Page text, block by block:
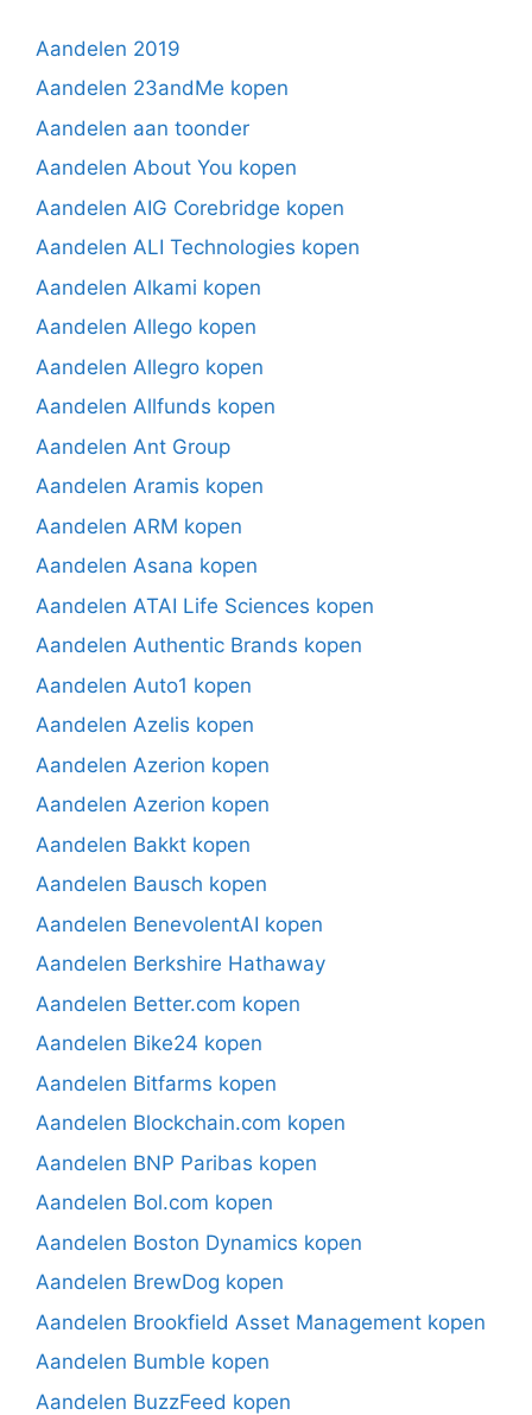
Aandelen 2019
Aandelen 23andMe kopen
Aandelen aan toonder
Aandelen About You kopen
Aandelen AIG Corebridge kopen
Aandelen ALI Technologies kopen
Aandelen Alkami kopen
Aandelen Allego kopen
Aandelen Allegro kopen
Aandelen Allfunds kopen
Aandelen Ant Group
Aandelen Aramis kopen
Aandelen ARM kopen
Aandelen Asana kopen
Aandelen ATAI Life Sciences kopen
Aandelen Authentic Brands kopen
Aandelen Auto1 kopen
Aandelen Azelis kopen
Aandelen Azerion kopen
Aandelen Azerion kopen
Aandelen Bakkt kopen
Aandelen Bausch kopen
Aandelen BenevolentAI kopen
Aandelen Berkshire Hathaway
Aandelen Better.com kopen
Aandelen Bike24 kopen
Aandelen Bitfarms kopen
Aandelen Blockchain.com kopen
Aandelen BNP Paribas kopen
Aandelen Bol.com kopen
Aandelen Boston Dynamics kopen
Aandelen BrewDog kopen
Aandelen Brookfield Asset Management kopen
Aandelen Bumble kopen
Aandelen BuzzFeed kopen